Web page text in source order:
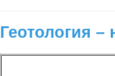
Геотология –